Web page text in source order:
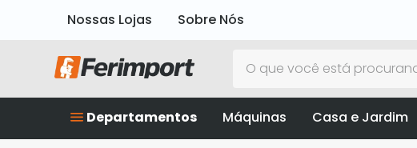
Nossas Lojas Sobre Nós
Departamentos Máquinas Casa e Jardim